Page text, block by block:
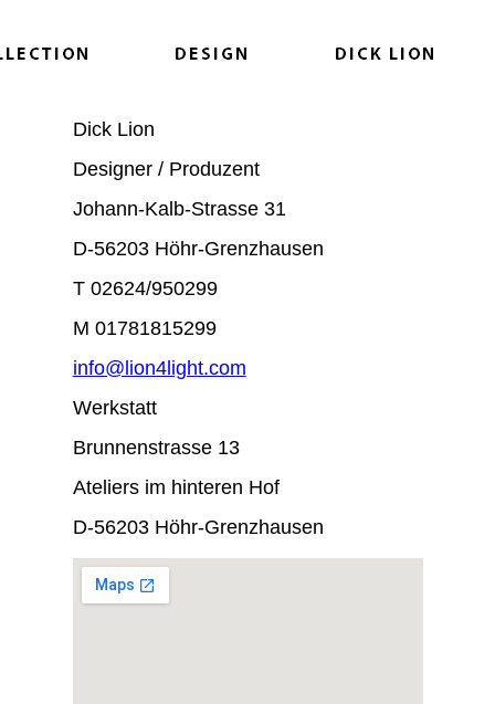
Dick Lion
Designer / Produzent
Johann-Kalb-Strasse 31
D-56203 Höhr-Grenzhausen
T 02624/950299
M 01781815299
info@lion4light.com
Werkstatt
Brunnenstrasse 13
Ateliers im hinteren Hof
D-56203 Höhr-Grenzhausen